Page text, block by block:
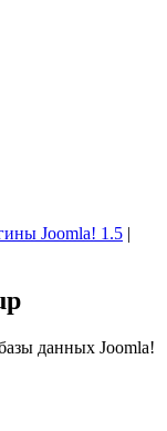
Joomla! 1.5 |
данных Joomla!